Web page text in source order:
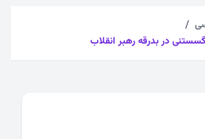
در بدرقه رهبر انقلاب